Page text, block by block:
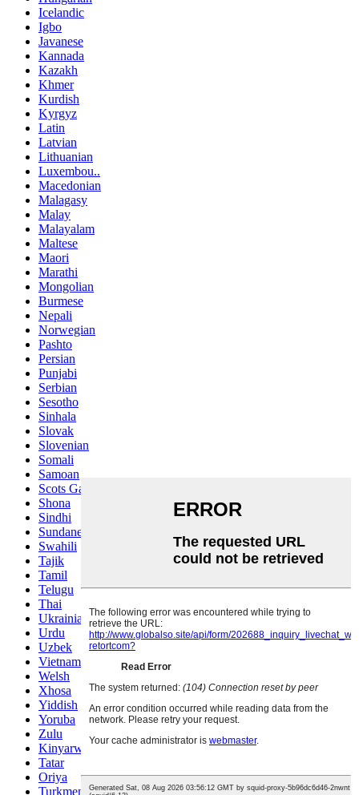
Icelandic
Igbo
Javanese
Kannada
Kazakh
Khmer
Kurdish
Kyrgyz
Latin
Latvian
Lithuanian
Luxembou..
Macedonian
Malagasy
Malay
Malayalam
Maltese
Maori
Marathi
Mongolian
Burmese
Nepali
Norwegian
Pashto
Persian
Punjabi
Serbian
Sesotho
Sinhala
Slovak
Slovenian
Somali
Samoan
Scots Gaelic
Shona
Sindhi
Sundanese
Swahili
Tajik
Tamil
Telugu
Thai
Ukrainian
Urdu
Uzbek
Vietnamese
Welsh
Xhosa
Yiddish
Yoruba
Zulu
Kinyarwanda
Tatar
Oriya
Turkmen